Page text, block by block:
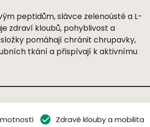
m peptidům, slávce zelenoústéa L-
zdraví kloubů, pohyblivost a
pomáhajíchránit chrupavky,
tkání a přispívají k aktivnímu
Zdravé klouby a mobilita